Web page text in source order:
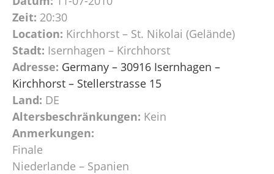
Zeit: 20:30
Location: Kirchhorst – St. Nikolai (Gelände)
Stadt: Isernhagen – Kirchhorst
Adresse: Germany – 30916 Isernhagen –
Kirchhorst – Stellerstrasse 15
Land: DE
Altersbeschränkungen: Kein
Anmerkungen:
Finale
Niederlande – Spanien